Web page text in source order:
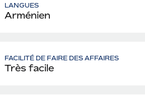
LANGUES
Arménien
FACILITÉ DE FAIRE DES AFFAIRES
Très facile